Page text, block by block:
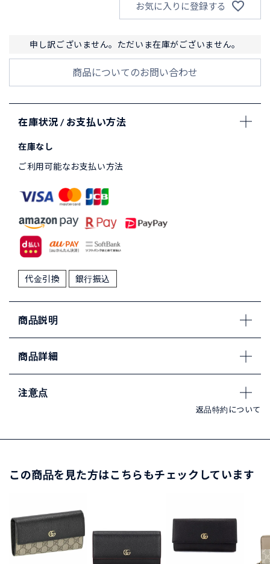
お気に入りに登録する
申し訳ございません。ただいま在庫がございません。
商品についてのお問い合わせ
在庫状況 / お支払い方法
在庫なし
ご利用可能なお支払い方法
代金引換 銀行振込
商品説明
商品詳細
注意点
返品特約について
この商品を見た方はこちらもチェックしています